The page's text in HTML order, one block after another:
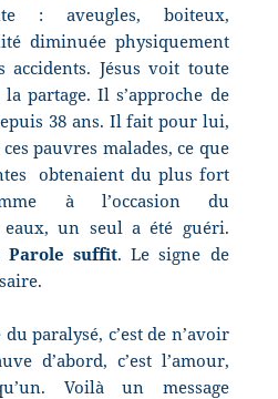
: aveugles, boiteux,
diminuée physiquement
Jésus voit toute
partage. Il s’approche de
38 ans. Il fait pour lui,
pauvres malades, ce que
obtenaient du plus fort
à l’occasion du
un seul a été guéri.
Parole suffit. Le signe de
paralysé, c’est de n’avoir
d’abord, c’est l’amour,
Voilà un message